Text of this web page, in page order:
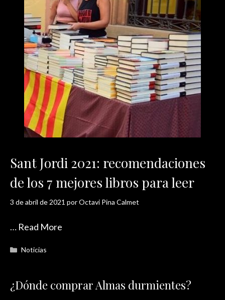
Sant Jordi 2021: recomendaciones
de los 7 mejores libros para leer
3 de abril de 2021 porOctavi Pina Calmet
… Read More
Categorías
Noticias
¿Dónde comprar Almas durmientes?